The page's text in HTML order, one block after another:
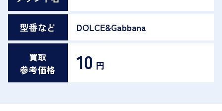
型番など DOLCE&Gabbana
買取
参考価格
10 円